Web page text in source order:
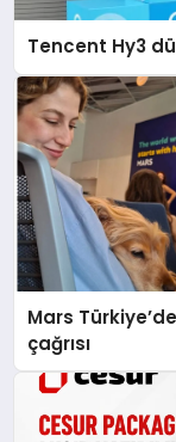
Tencent Hy3
Mars
çağrısı